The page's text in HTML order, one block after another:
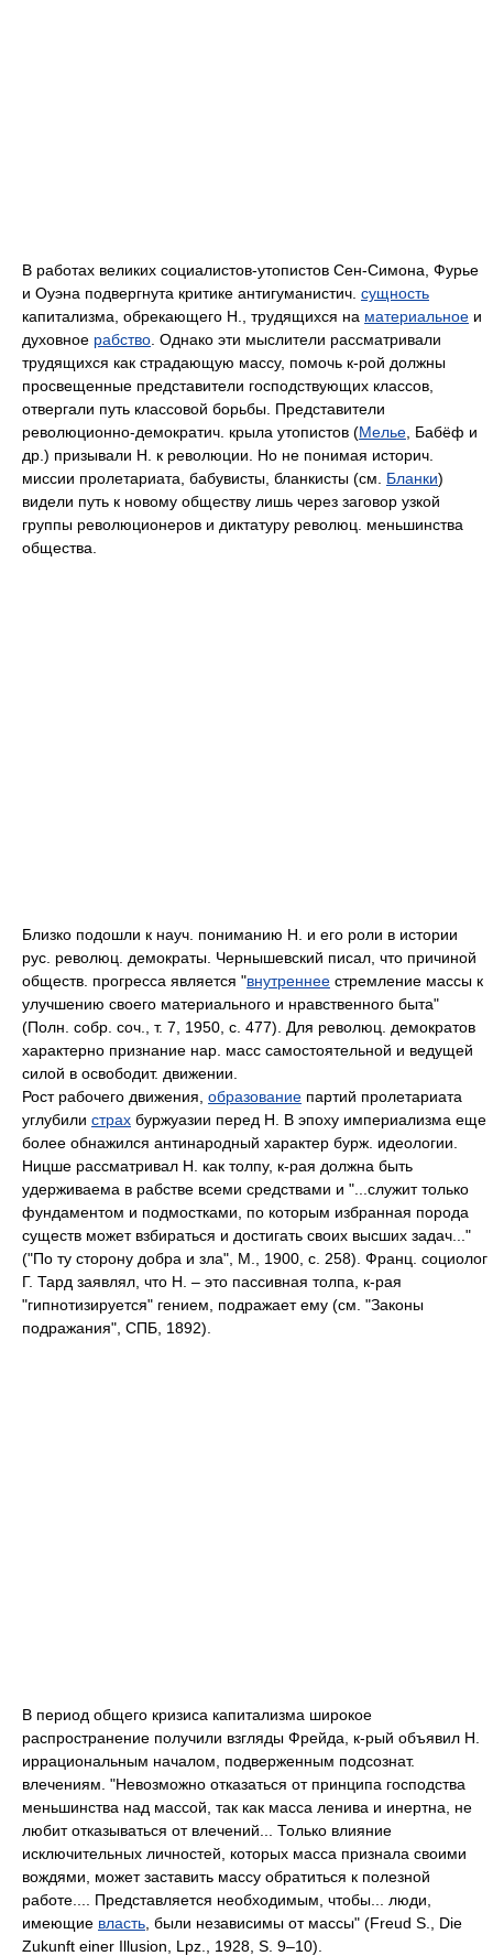
В работах великих социалистов-утопистов Сен-Симона, Фурье
и Оуэна подвергнута критике антигуманистич. сущность
капитализма, обрекающего Н., трудящихся на материальное и
духовное рабство . Однако эти мыслители рассматривали
трудящихся как страдающую массу, помочь к-рой должны
просвещенные представители господствующих классов,
отвергали путь классовой борьбы. Представители
революционно-демократич. крыла утопистов (Мелье , Бабёф и
др.) призывали Н. к революции. Но не понимая историч.
миссии пролетариата, бабувисты, бланкисты (см. Бланки)
видели путь к новому обществу лишь через заговор узкой
группы революционеров и диктатуру революц. меньшинства
общества.
Близко подошли к науч. пониманию Н. и его роли в истории
рус. революц. демократы. Чернышевский писал, что причиной
обществ. прогресса является "внутреннее стремление массы к
улучшению своего материального и нравственного быта"
(Полн. собр. соч., т. 7, 1950, с. 477). Для революц. демократов
характерно признание нар. масс самостоятельной и ведущей
силой в освободит. движении.
Рост рабочего движения, образование партий пролетариата
углубили страх буржуазии перед Н. В эпоху империализма еще
более обнажился антинародный характер бурж. идеологии.
Ницше рассматривал Н. как толпу, к-рая должна быть
удерживаема в рабстве всеми средствами и "...служит только
фундаментом и подмостками, по которым избранная порода
существ может взбираться и достигать своих высших задач..."
("По ту сторону добра и зла", М., 1900, с. 258). Франц. социолог
Г. Тард заявлял, что Н. – это пассивная толпа, к-рая
"гипнотизируется" гением, подражает ему (см. "Законы
подражания", СПБ, 1892).
В период общего кризиса капитализма широкое
распространение получили взгляды Фрейда, к-рый объявил Н.
иррациональным началом, подверженным подсознат.
влечениям. "Невозможно отказаться от принципа господства
меньшинства над массой, так как масса ленива и инертна, не
любит отказываться от влечений... Только влияние
исключительных личностей, которых масса признала своими
вождями, может заставить массу обратиться к полезной
работе.... Представляется необходимым, чтобы... люди,
имеющие власть , были независимы от массы" (Freud S., Die
Zukunft einer Illusion, Lpz., 1928, S. 9–10).